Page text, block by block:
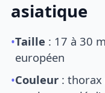
asiatique
•Taille : 17 à 30
européen
•Couleur : thorax